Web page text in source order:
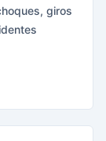
giros